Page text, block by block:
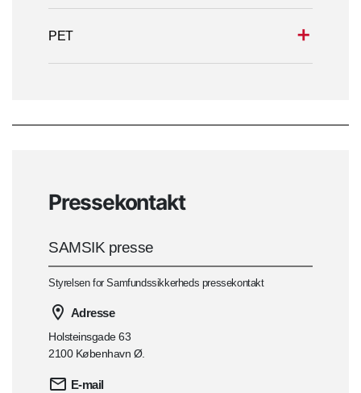
PET
Pressekontakt
SAMSIK presse
Styrelsen for Samfundssikkerheds pressekontakt
Adresse
Holsteinsgade 63
2100 København Ø.
E-mail